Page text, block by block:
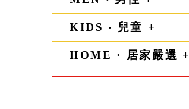
KIDS ‧ 兒童 +
HOME · 居家嚴選 +